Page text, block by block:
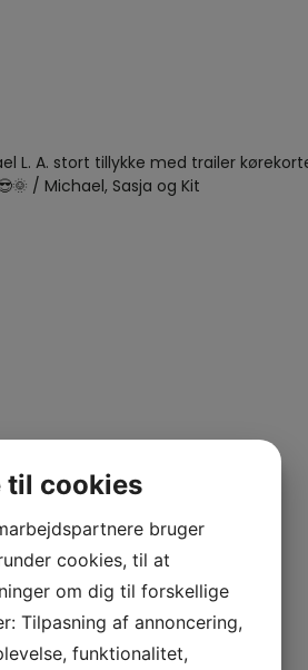
til cookies
bruger
cookies, til at
om dig til forskellige
Tilpasning af annoncering,
funktionalitet,